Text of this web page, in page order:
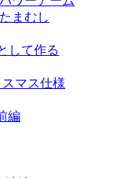
まむし
して作る
マス仕様
編